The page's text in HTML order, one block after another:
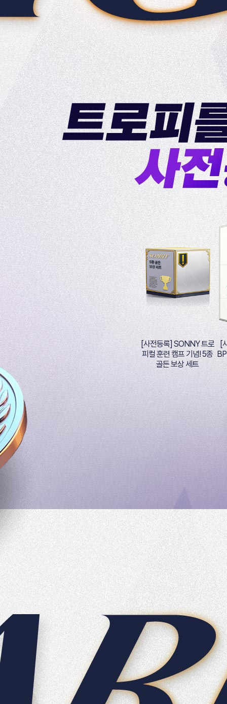
[사전등록] SONNY 트로
피컬 훈련 캠프 기념! 5종
골든 보상 세트
[